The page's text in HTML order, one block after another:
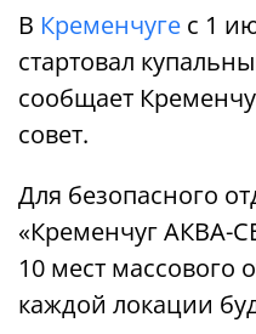
В Кременчуге с 1
стартовал
сообщает
совет.
Для безопасного
«Кременчуг АКВА-
10 мест массового
каждой локации